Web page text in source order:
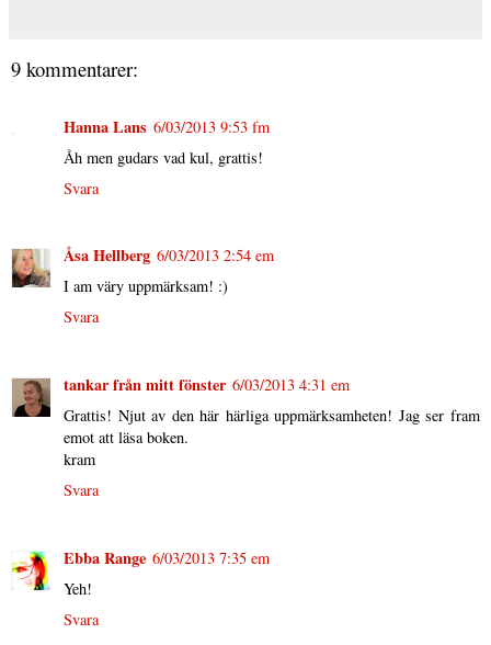
9 kommentarer:
Hanna Lans 6/03/2013 9:53 fm
Åh men gudars vad kul, grattis!
Svara
Åsa Hellberg 6/03/2013 2:54 em
I am väry uppmärksam! :)
Svara
tankar från mitt fönster 6/03/2013 4:31 em
Grattis! Njut av den här härliga uppmärksamheten! Jag ser fram
emot att läsa boken.
kram
Svara
Ebba Range 6/03/2013 7:35 em
Yeh!
Svara